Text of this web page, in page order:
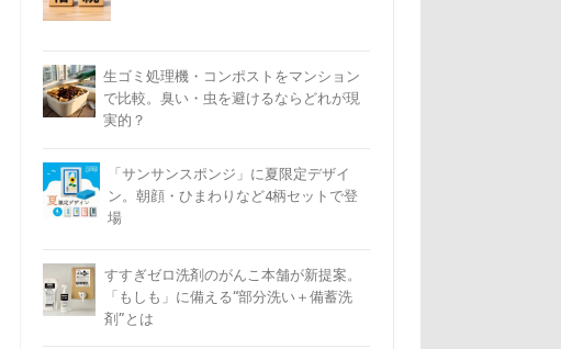
生ゴミ処理機・コンポストをマンション
で比較。臭い・虫を避けるならどれが現
実的？
「サンサンスポンジ」に夏限定デザイ
ン。朝顔・ひまわりなど4柄セットで登
場
すすぎゼロ洗剤のがんこ本舗が新提案。
「もしも」に備える“部分洗い＋備蓄洗
剤”とは